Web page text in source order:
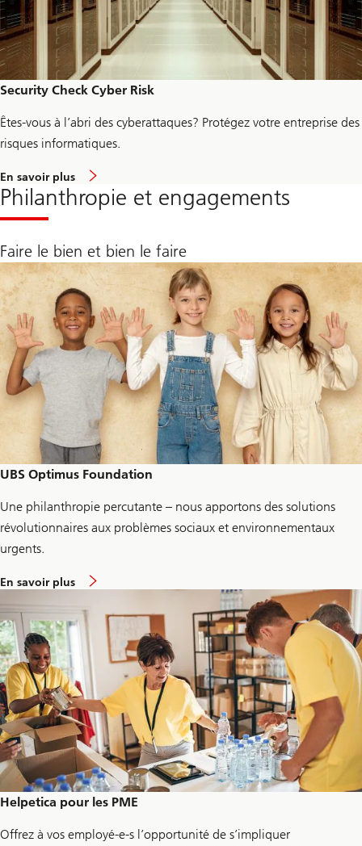
c
h
e
c
k
u
p
Security Check Cyber Risk
Êtes-vous à l’abri des cyberattaques? Protégez votre entreprise des
risques informatiques.
En savoir plus
o
e
c
u
t
y
C
h
e
c
k
R
i
k
Philanthropie et engagements
Faire le bien et bien le faire
UBS Optimus Foundation
Une philanthropie percutante – nous apportons des solutions
révolutionnaires aux problèmes sociaux et environnementaux
urgents.
En savoir plus
b
u
t
U
B
S
p
t
i
m
u
s
F
o
u
n
a
Helpetica pour les PME
Offrez à vos employé-e-s l’opportunité de s’impliquer